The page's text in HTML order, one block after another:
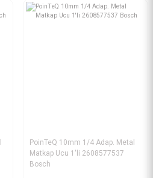
PoinTeQ 10mm 1/4 Adap. Metal
Matkap Ucu 1'li 2608577537
Bosch